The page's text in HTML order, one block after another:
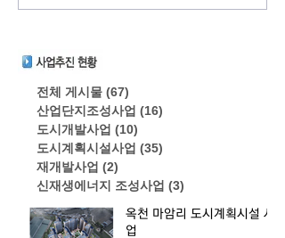
전체 게시물 (67)
산업단지조성사업 (16)
도시개발사업 (10)
도시계획시설사업 (35)
재개발사업 (2)
신재생에너지 조성사업 (3)
옥천 마암리 도시계획시설 사
업